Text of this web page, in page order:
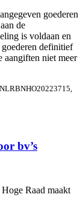
goederen
de
is voldaan en
definitief
aangiften niet meer
bv’s
Raad maakt